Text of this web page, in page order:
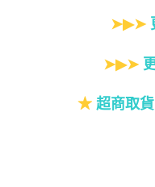
➤▶➤
➤▶➤
★ 超商取貨